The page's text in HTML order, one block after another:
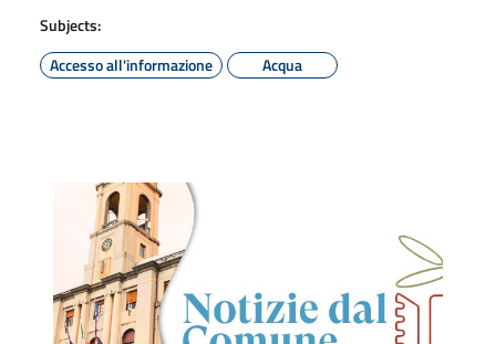
Subjects:
Accesso all'informazione
Acqua